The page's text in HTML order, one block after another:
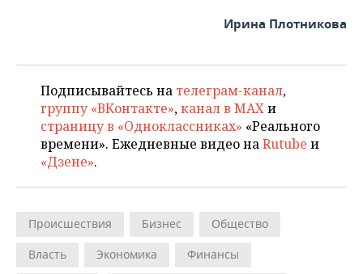
Ирина Плотникова
Подписывайтесь на телеграм-канал,
группу «ВКонтакте»,канал в MAXи
страницу в «Одноклассниках» «Реального
времени». Ежедневные видео наRutube и
«Дзене».
Происшествия Бизнес
Общество
Власть
Экономика Финансы